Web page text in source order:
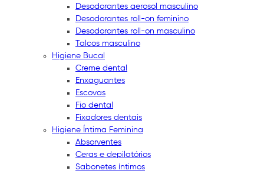
Desodorantes aerosol masculino
Desodorantes roll-on feminino
Desodorantes roll-on masculino
Talcos masculino
Higiene Bucal
Creme dental
Enxaguantes
Escovas
Fio dental
Fixadores dentais
Higiene Íntima Feminina
Absorventes
Ceras e depilatórios
Sabonetes íntimos